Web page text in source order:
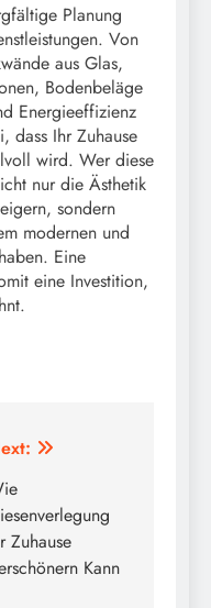
Planung
Von
aus Glas,
Bodenbeläge
Energieeffizienz
dass Ihr Zuhause
wird. Wer diese
nur die Ästhetik
sondern
modernen und
Eine
eine Investition,
Zuhause
Kann